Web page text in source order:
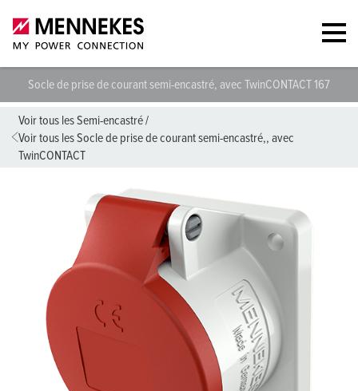
Socle de prise de courant semi-encastré, avec TwinCONTACT 1674
Voir tous les Semi-encastré/
Voir tous les Socle de prise de courant semi-encastré,, avec
TwinCONTACT